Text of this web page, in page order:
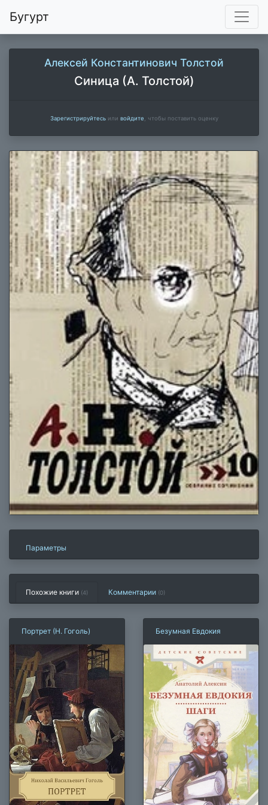
Бугурт
Алексей Константинович Толстой
Синица (А. Толстой)
Зарегистрируйтесьили войдите , чтобы поставить оценку
Параметры
Похожие книги (4) Комментарии (0)
Портрет (Н. Гоголь) Безумная Евдокия